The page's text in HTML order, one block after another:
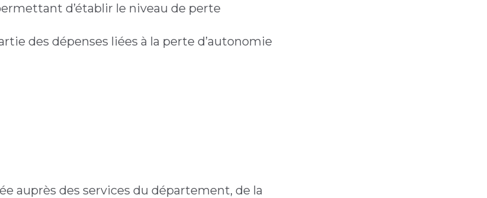
d’établir le niveau de perte
des dépenses liées à la perte d’autonomie
auprès des services du département, de la